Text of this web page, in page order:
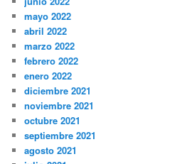
mayo 2022
abril 2022
marzo 2022
febrero 2022
enero 2022
diciembre 2021
noviembre 2021
octubre 2021
septiembre 2021
agosto 2021